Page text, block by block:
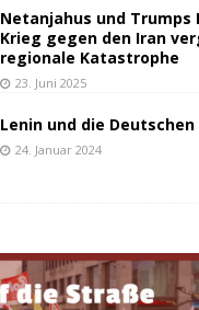
Netanjahus und Trumps
Krieg gegen den Iran
regionale Katastrophe
23. Juni 2025
Lenin und die Deutschen
24. Januar 2024